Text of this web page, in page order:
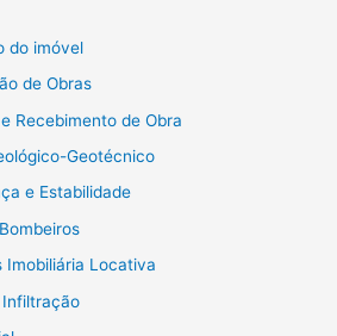
do imóvel
de Obras
Recebimento de Obra
Geotécnico
e Estabilidade
Imobiliária Locativa
Infiltração